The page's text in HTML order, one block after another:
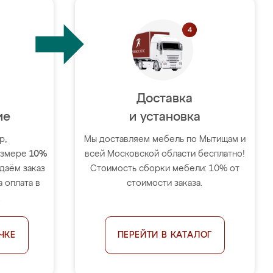
10%
заказ
оплата в
Доставка
и установка
Мы доставляем мебель по Мытищам и
всей Московской области бесплатно!
Стоимость сборки мебели: 10% от
стоимости заказа.
ПЕРЕЙТИ В КАТАЛОГ